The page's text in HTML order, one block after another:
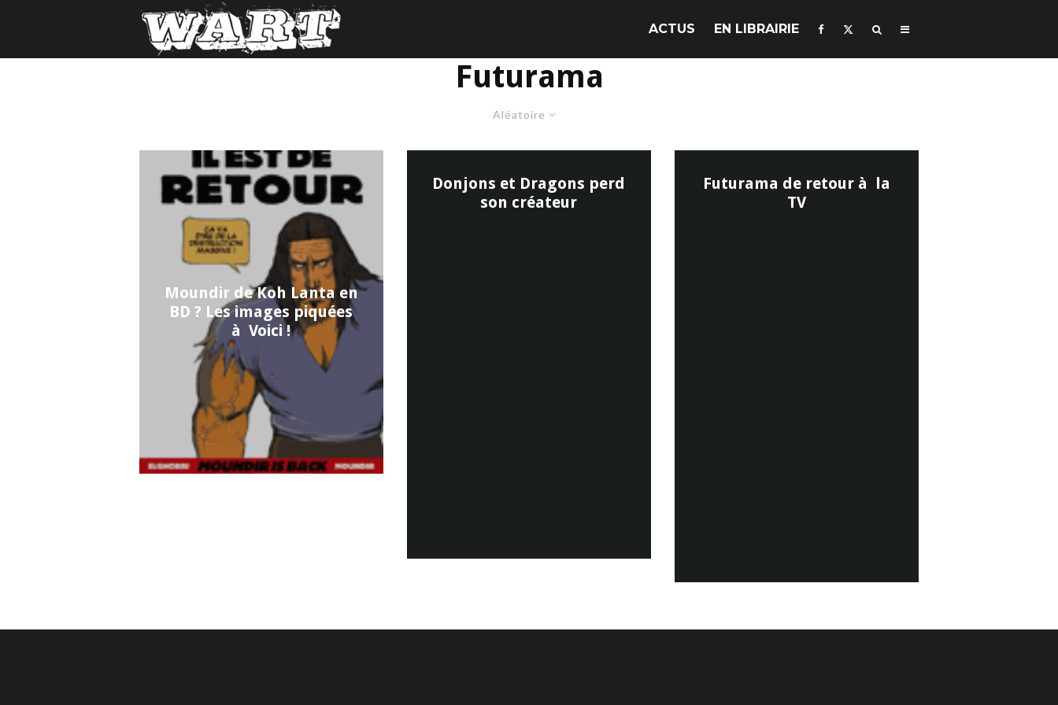
ACTUS EN LIBRAIRIE
Futurama
Aléatoire
Moundir de Koh Lanta en
BD ? Les images piquées
à Voici !
Donjons et Dragons perd
son créateur
Futurama de retour à la
TV